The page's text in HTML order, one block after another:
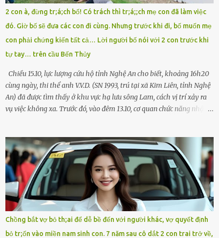
tôi chỉ có một lựa chọn duy nhất: chạy. Tôi quăng xe vào vệ đường,
rút tờ giấy báo dự thi nhét túi áo, đeo ba lô và chạy . Chạy miết.
Chạy không ngừng. Qua ngã...
2 con à, đừng tr;á;ch bố! Có trách thì tr;á;;ch mẹ con đã làm việc
đó. Giờ bố sẽ đưa các con đi cùng. Nhưng trước khi đi, bố muốn mẹ
con phải chứng kiến tất cả… Lời người bố nói với 2 con trước khi
tự tay… trên cầu Bến Thủy
Chiều 15.10, lực lượng cứu hộ tỉnh Nghệ An cho biết, khoảng 16h20
cùng ngày, thi thể anh V.V.D. (SN 1993, trú tại xã Kim Liên, tỉnh Nghệ
An) đã được tìm thấy ở khu vực hạ lưu sông Lam, cách vị trí xảy ra
vụ việc không xa. Trước đó, vào đêm 13.10, cơ quan chức năng nhận
– rồi để lại xe máy trên cầu, ôm theo 2 con gái nhỏ nhảy xuống
sông. Người thân và hàng xóm ngóng chờ thông tin tìm kiếm 3 bố
con mất tích trên sông Lam sau vụ nhảy cầu. Ảnh: Hải Dương Tại
hiện trường, người dân phát hiện một chiếc xe máy mang biển kiểm
soát Nghệ An cùng hai chiếc cặp học sinh. Ngay trong đêm, lực
lượng chức năng phối hợp cùng các đội cứu hộ tình nguyện triển
khai tìm kiếm. Danh tính các nạn nhân được xác định là anh V.V.D.
và 2 con gái là cháu V.H.B. (SN 2020) và V.G.T. (SN 2021). Hai cháu là
Chồng bắt vợ bỏ th;ai để dễ bề đến với người khác, vợ quyết định
bỏ tr;ốn vào miền nam sinh con. 7 năm sau cô dắt 2 con trai trở về,